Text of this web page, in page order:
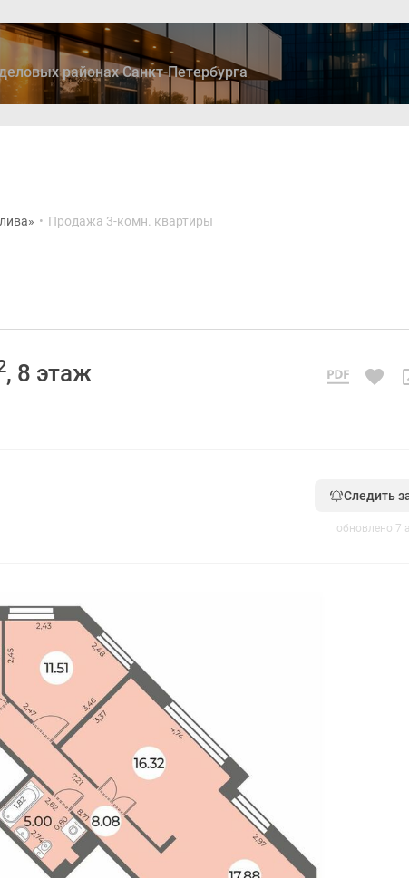
районах Санкт-Петербурга
• Продажа 3-комн. квартиры
, 8 этаж
Следить
обновлено 7